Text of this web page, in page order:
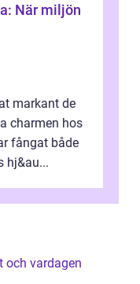
När miljön
markant de
charmen hos
fångat både
hj&au...
och vardagen